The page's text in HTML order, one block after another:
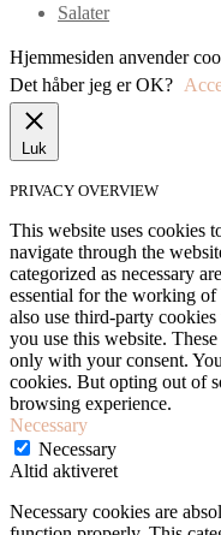
Salater
Hjemmesiden anvender
Det håber jeg er OK?
Luk
PRIVACY OVERVIEW
This website uses cookies
navigate through the
categorized as necessary
essential for the working
also use third-party
you use this website.
only with your consent.
cookies. But opting out of
browsing experience.
Necessary
Necessary
Altid aktiveret
Necessary cookies are